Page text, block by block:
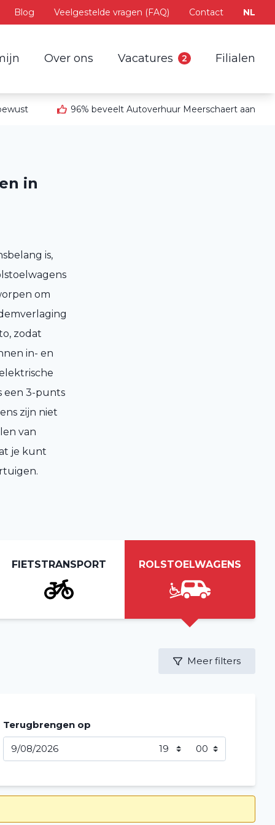
Blog Veelgestelde vragen (FAQ) Contact NL
Over ons Vacatures 2 Filialen
96% beveelt Autoverhuur Meerschaert aan
in
is,
om
zodat
in- en
een 3-punts
zijn niet
van
je kunt
FIETSTRANSPORT ROLSTOELWAGENS
Meer filters
Terugbrengen op